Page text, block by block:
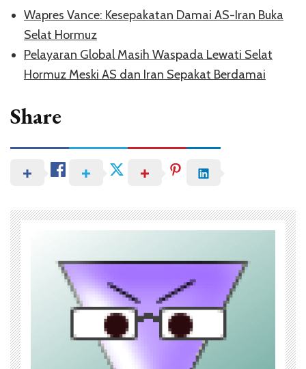
Wapres Vance: Kesepakatan Damai AS-Iran Buka
Selat Hormuz
Pelayaran Global Masih Waspada Lewati Selat
Hormuz Meski AS dan Iran Sepakat Berdamai
Share